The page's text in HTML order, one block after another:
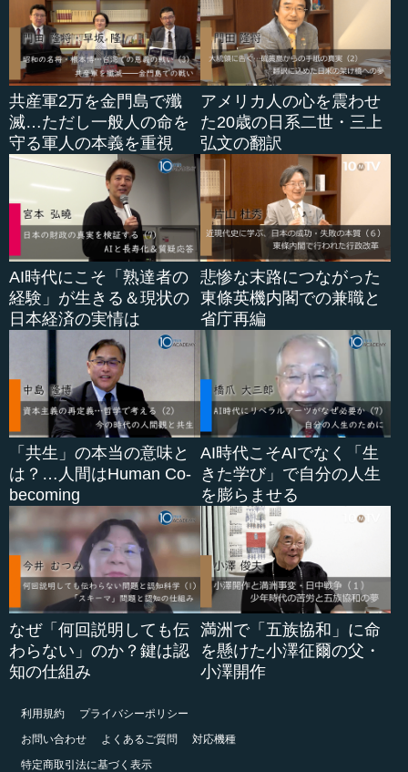
共産軍2万を金門島で殲
滅…ただし一般人の命を
守る軍人の本義を重視
アメリカ人の心を震わせ
た20歳の日系二世・三上
弘文の翻訳
AI時代にこそ「熟達者の
経験」が生きる＆現状の
日本経済の実情は
悲惨な末路につながった
東條英機内閣での兼職と
省庁再編
「共生」の本当の意味と
は？…人間はHuman Co-
becoming
AI時代こそAIでなく「生
きた学び」で自分の人生
を膨らませる
なぜ「何回説明しても伝
わらない」のか？鍵は認
知の仕組み
満洲で「五族協和」に命
を懸けた小澤征爾の父・
小澤開作
利用規約
プライバシーポリシー
お問い合わせ
よくあるご質問
対応機種
特定商取引法に基づく表示